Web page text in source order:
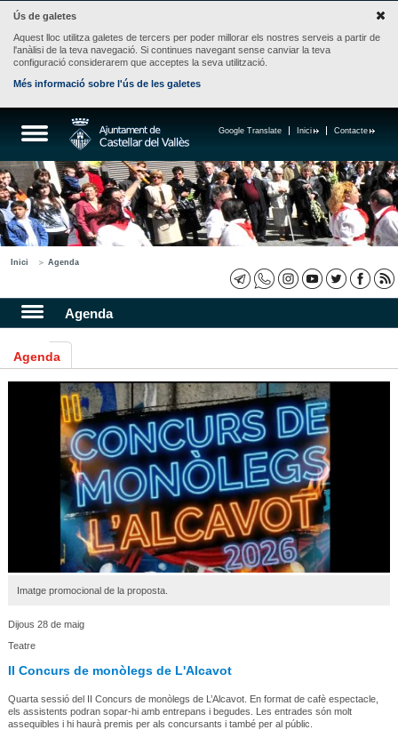
Ús de galetes
Aquest lloc utilitza galetes de tercers per poder millorar els nostres serveis a partir de
l'anàlisi de la teva navegació. Si continues navegant sense canviar la teva
configuració considerarem que acceptes la seva utilització.
Més informació sobre l'ús de les galetes
Contacte
Inici
Google Translate
Inici Agenda
Agenda
Agenda
Imatge promocional de la proposta.
Dijous 28 de maig
Teatre
II Concurs de monòlegs de L'Alcavot
Quarta sessió del II Concurs de monòlegs de L’Alcavot. En format de cafè espectacle,
els assistents podran sopar-hi amb entrepans i begudes. Les entrades són molt
assequibles i hi haurà premis per als concursants i també per al públic.